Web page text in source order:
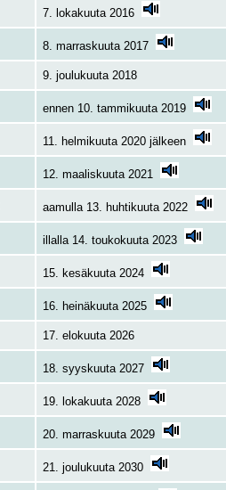
7. lokakuuta 2016
8. marraskuuta 2017
9. joulukuuta 2018
ennen 10. tammikuuta 2019
11. helmikuuta 2020 jälkeen
12. maaliskuuta 2021
aamulla 13. huhtikuuta 2022
illalla 14. toukokuuta 2023
15. kesäkuuta 2024
16. heinäkuuta 2025
17. elokuuta 2026
18. syyskuuta 2027
19. lokakuuta 2028
20. marraskuuta 2029
21. joulukuuta 2030